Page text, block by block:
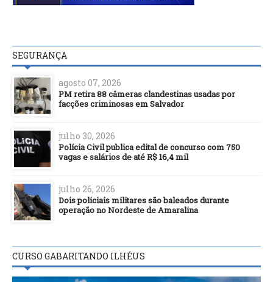
SEGURANÇA
agosto 07, 2026
PM retira 88 câmeras clandestinas usadas por
facções criminosas em Salvador
julho 30, 2026
Polícia Civil publica edital de concurso com 750
vagas e salários de até R$ 16,4 mil
julho 26, 2026
Dois policiais militares são baleados durante
operação no Nordeste de Amaralina
CURSO GABARITANDO ILHÉUS